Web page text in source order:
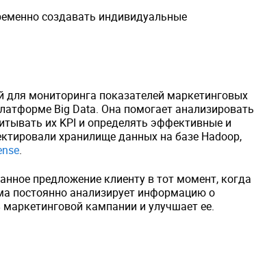
создавать индивидуальные
мониторинга показателей маркетинговых
Big Data. Она помогает анализировать
их KPI и определять эффективные и
хранилище данных на базе Hadoop,
.
предложение клиенту в тот момент, когда
постоянно анализирует информацию о
кампании и улучшает ее.